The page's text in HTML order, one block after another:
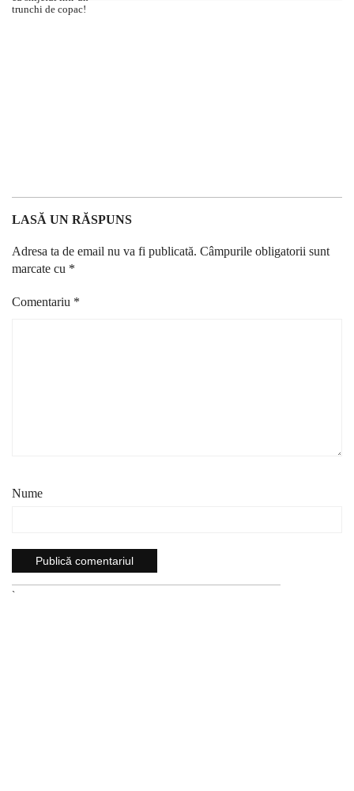
LASĂ UN RĂSPUNS
Adresa ta de email nu va fi publicată. Câmpurile obligatorii sunt
marcate cu *
Comentariu *
Nume
`